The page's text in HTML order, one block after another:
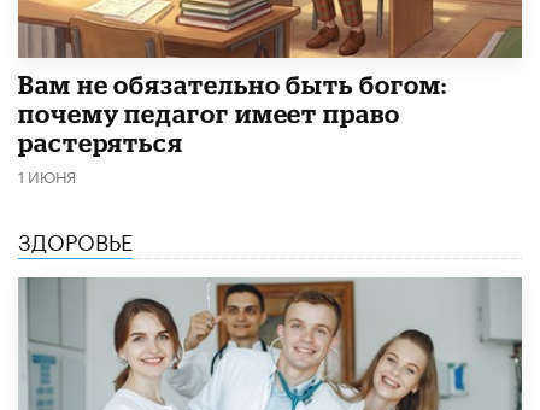
​Вам не обязательно быть богом:
почему педагог имеет право
растеряться
1 ИЮНЯ
ЗДОРОВЬЕ